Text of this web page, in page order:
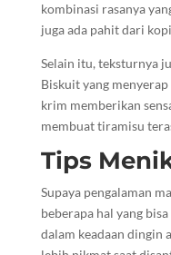
kombinasi rasanya
juga ada pahit dari
Selain itu, teksturnya
Biskuit yang
krim memberikan
membuat tiramisu
Tips
Supaya pengalaman
beberapa hal yang
dalam keadaan dingin